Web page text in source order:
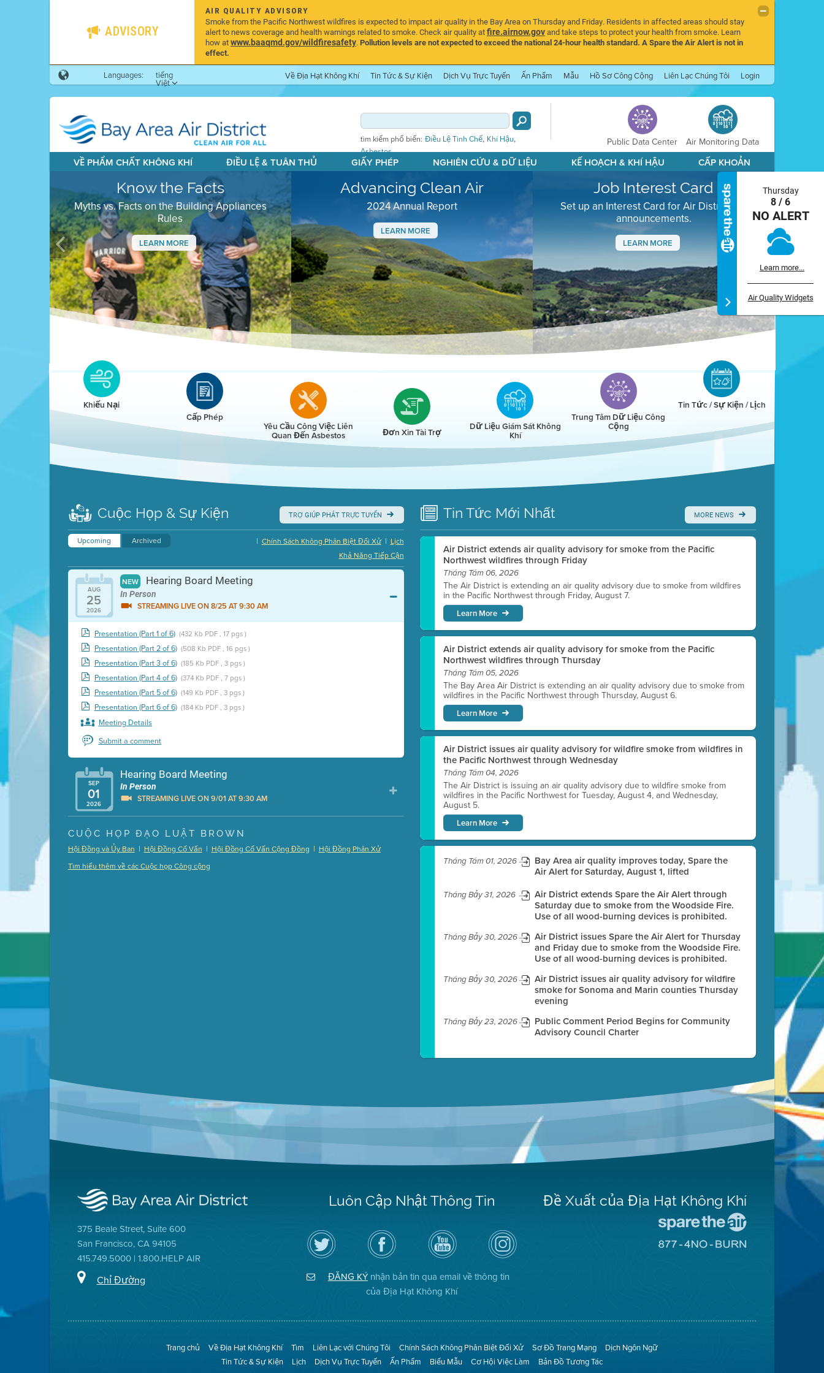
ADVISORY
AIR QUALITY ADVISORY
Smoke from the Pacific Northwest wildfires is expected to impact air quality in the Bay Area on Thursday and Friday. Residents in affected areas should stay
alert to news coverage and health warnings related to smoke. Check air quality atfire.airnow.govand take steps to protect your health from smoke. Learn
how atwww.baaqmd.gov/wildfiresafety.Pollution levels are not expected to exceed the national 24-hour health standard. A Spare the Air Alert is not in
effect.
Languages:
tiếng
Việt
Về Địa Hạt Không Khí Tin Tức & Sự Kiện Dịch Vụ Trực Tuyến Ấn Phẩm Mẫu Hồ Sơ Công Cộng Liên Lạc Chúng Tôi Login
tìm kiếm phổ biến: Điều Lệ Tinh Chế, Khí Hậu,
Asbestos
Public Data Center Air Monitoring Data
VỀ PHẨM CHẤT KHÔNG KHÍ ĐIỀU LỆ & TUÂN THỦ GIẤY PHÉP NGHIÊN CỨU & DỮ LIỆU KẾ HOẠCH & KHÍ HẬU CẤP KHOẢN
Know the Facts
Myths vs. Facts on the Building Appliances
Rules
LEARN MORE
Advancing Clean Air
2024 Annual Report
LEARN MORE
Job Interest Card
Set up an Interest Card for Air District job
announcements.
LEARN MORE
Clean HEET
Clean HEET helps homeowners remove and/or
replace wood-burning devices with electric
heat pumps.
Previous Next
Thursday
8 / 6
NO ALERT
Learn more...
Air Quality Widgets
Khiếu Nại
Cấp Phép
Yêu Cầu Công Việc Liên
Quan Đến Asbestos Đơn Xin Tài Trợ Dữ Liệu Giám Sát Không
Khí
Trung Tâm Dữ Liệu Công
Cộng
Tin Tức / Sự Kiện / Lịch
Cuộc Họp & Sự Kiện TRỢ GIÚP PHÁT TRỰC TUYẾN
Upcoming Archived Lịch
|
Chính Sách Không Phân Biệt Đối Xử
|
Khả Năng Tiếp Cận
AUG
25
2026
NEW Hearing Board Meeting
In Person
STREAMING LIVE ON 8/25 AT 9:30 AM
Presentation (Part 1 of 6) (432 Kb PDF , 17 pgs )
Presentation (Part 2 of 6) (508 Kb PDF , 16 pgs )
Presentation (Part 3 of 6) (185 Kb PDF , 3 pgs )
Presentation (Part 4 of 6) (374 Kb PDF , 7 pgs )
Presentation (Part 5 of 6) (149 Kb PDF , 3 pgs )
Presentation (Part 6 of 6) (184 Kb PDF , 3 pgs )
Meeting Details
Submit a comment
SEP
01
2026
Hearing Board Meeting
In Person
STREAMING LIVE ON 9/01 AT 9:30 AM
Presentation (Part 1 of 3) (5 Mb PDF , 87 pgs )
Presentation (Part 2 of 3) (121 Kb PDF , 2 pgs )
CUỘC HỌP ĐẠO LUẬT BROWN
Hội Đồng và Ủy Ban | Hội Đồng Cố Vấn | Hội Đồng Cố Vấn Cộng Đồng | Hội Đồng Phân Xử
Tìm hiểu thêm về các Cuộc họp Công cộng
Tin Tức Mới Nhất MORE NEWS
Air District extends air quality advisory for smoke from the Pacific
Northwest wildfires through Friday
Tháng Tám 06, 2026
The Air District is extending an air quality advisory due to smoke from wildfires
in the Pacific Northwest through Friday, August 7.
Learn More
Air District extends air quality advisory for smoke from the Pacific
Northwest wildfires through Thursday
Tháng Tám 05, 2026
The Bay Area Air District is extending an air quality advisory due to smoke from
wildfires in the Pacific Northwest through Thursday, August 6.
Learn More
Air District issues air quality advisory for wildfire smoke from wildfires in
the Pacific Northwest through Wednesday
Tháng Tám 04, 2026
The Air District is issuing an air quality advisory due to wildfire smoke from
wildfires in the Pacific Northwest for Tuesday, August 4, and Wednesday,
August 5.
Learn More
Tháng Tám 01, 2026
Bay Area air quality improves today, Spare the
Air Alert for Saturday, August 1, lifted
Tháng Bảy 31, 2026
Air District extends Spare the Air Alert through
Saturday due to smoke from the Woodside Fire.
Use of all wood-burning devices is prohibited.
Tháng Bảy 30, 2026
Air District issues Spare the Air Alert for Thursday
and Friday due to smoke from the Woodside Fire.
Use of all wood-burning devices is prohibited.
Tháng Bảy 30, 2026
Air District issues air quality advisory for wildfire
smoke for Sonoma and Marin counties Thursday
evening
Tháng Bảy 23, 2026
Public Comment Period Begins for Community
Advisory Council Charter
375 Beale Street, Suite 600
San Francisco, CA 94105
415.749.5000 | 1.800.HELP AIR
Chỉ Đường
Luôn Cập Nhật Thông Tin
Hãy
theo
dõi
Địa
Không
Truy
cập
Trang
Facebook
Địa
Hạt
Kênh
YouTube
của
Địa
Không
Air
District
on
Instagram
ĐĂNG KÝnhận bản tin qua email về thông tin
của Địa Hạt Không Khí
Đề Xuất của Địa Hạt Không Khí
Trang
Không
(Không
Trang chủ
Về Địa Hạt Không Khí Tìm Liên Lạc với Chúng Tôi Chính Sách Không Phân Biệt Đối Xử Sơ Đồ Trang Mạng
Dịch Ngôn Ngữ
Tin Tức & Sự Kiện
Lịch Dịch Vụ Trực Tuyến Ấn Phẩm Biểu Mẫu Cơ Hội Việc Làm Bản Đồ Tương Tác